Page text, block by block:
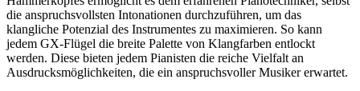
die anspruchsvollsten Intonationen durchzuführen, um das
klangliche Potenzial des Instrumentes zu maximieren. So kann
jedem GX-Flügel die breite Palette von Klangfarben entlockt
werden. Diese bieten jedem Pianisten die reiche Vielfalt an
Ausdrucksmöglichkeiten, die ein anspruchsvoller Musiker erwartet.